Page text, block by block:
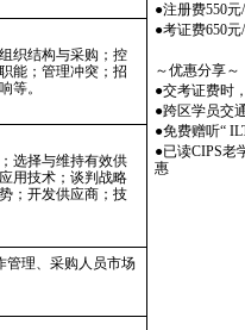
●注册费550元
●考证费650
～优惠分享～
●交考证费时
●跨区学员交
●免费赠听“
●已读CIPS老
惠
织结构与采购；控
能；管理冲突；招
等。
选择与维持有效供
用技术；谈判战略
；开发供应商；技
管理、采购人员市场